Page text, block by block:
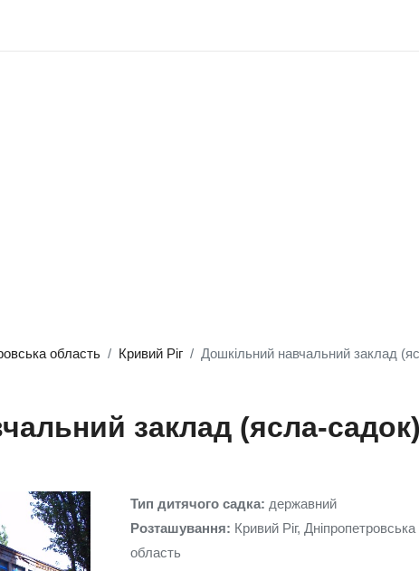
область Кривий Ріг Дошкільний навчальний заклад
заклад (ясла-садок)
Тип дитячого садка: державний
Розташування: Кривий Ріг, Дніпропетровська
область